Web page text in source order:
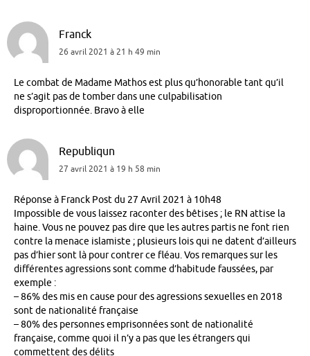
Franck
26 avril 2021 à 21 h 49 min
Le combat de Madame Mathos est plus qu’honorable tant qu’il
ne s’agit pas de tomber dans une culpabilisation
disproportionnée. Bravo à elle
Republiqun
27 avril 2021 à 19 h 58 min
Réponse à Franck Post du 27 Avril 2021 à 10h48
Impossible de vous laissez raconter des bêtises ; le RN attise la
haine. Vous ne pouvez pas dire que les autres partis ne font rien
contre la menace islamiste ; plusieurs lois qui ne datent d’ailleurs
pas d’hier sont là pour contrer ce fléau. Vos remarques sur les
différentes agressions sont comme d’habitude faussées, par
exemple :
– 86% des mis en cause pour des agressions sexuelles en 2018
sont de nationalité française
– 80% des personnes emprisonnées sont de nationalité
française, comme quoi il n’y a pas que les étrangers qui
commettent des délits